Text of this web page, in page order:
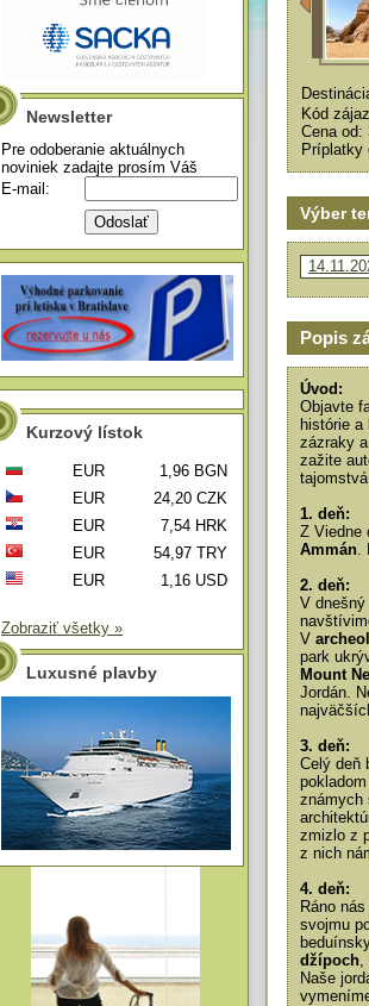
Kód
Cena od:
Príplatky
Výber
Popis
Úvod:
Objavte
histórie
zázraky
zažite
1. deň:
Z Viedne
Ammán.
2. deň:
V
V
park
Mount
Jordán.
3. deň:
Celý deň
známych
zmizlo z
z nich
4. deň:
Ráno
svojmu
džípoch,
Naše
Newsletter
Pre odoberanie aktuálnych
noviniek zadajte prosím Váš
E-mail:
Kurzový lístok
EUR
1,96 BGN
EUR
24,20 CZK
EUR
7,54 HRK
EUR
54,97 TRY
EUR
1,16 USD
Zobraziť všetky »
Luxusné plavby